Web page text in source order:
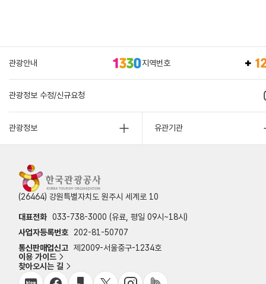
관광안내 지역번호
관광정보 수정/신규요청
관광정보 유관기관
(26464) 강원특별자치도 원주시 세계로 10
대표전화 033-738-3000 (유료, 평일 09시~18시)
사업자등록번호
202-81-50707
통신판매업신고 제2009-서울중구-1234호
이용 가이드
찾아오시는 길